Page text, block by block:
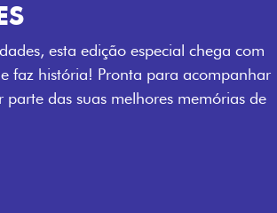
exclusiva do festival: série
e a soleira temática que reforçam
detalhes escurecidos, o teto bicolor e as
preto brilhante completam o visual